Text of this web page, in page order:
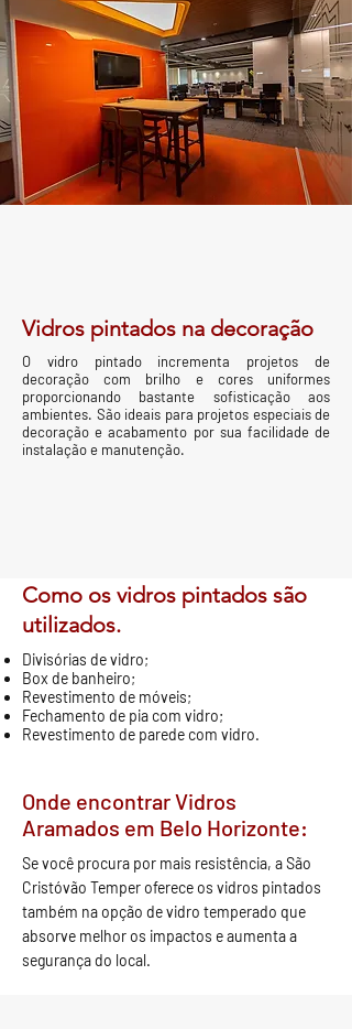
Vidros pintados na decoração
O vidro pintado incrementa projetos de
decoração com brilho e cores uniformes
proporcionando bastante sofisticação aos
ambientes. São ideais para projetos especiais de
decoração e acabamento por sua facilidade de
instalação e manutenção.
Como os vidros pintados são
utilizados.
Divisórias de vidro;
Box de banheiro;
Revestimento de móveis;
Fechamento de pia com vidro;
Revestimento de parede com vidro.
Onde encontrar Vidros
Aramados em Belo Horizonte:
Se você procura por mais resistência, a São
Cristóvão Temper oferece os vidros pintados
também na opção de vidro temperado que
absorve melhor os impactos e aumenta a
segurança do local.